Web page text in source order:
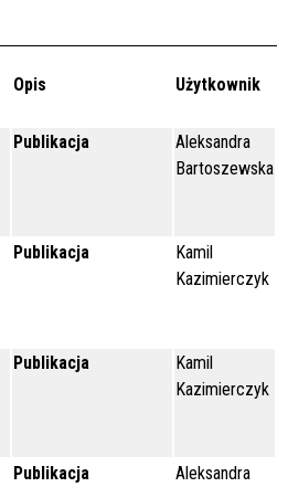
Opis Użytkownik
Publikacja
Aleksandra
Bartoszewska
Publikacja
Kamil
Kazimierczyk
Publikacja
Kamil
Kazimierczyk
Publikacja
Aleksandra